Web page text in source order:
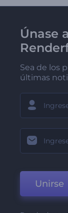
Únase
Sea de los
últimas
Unirse